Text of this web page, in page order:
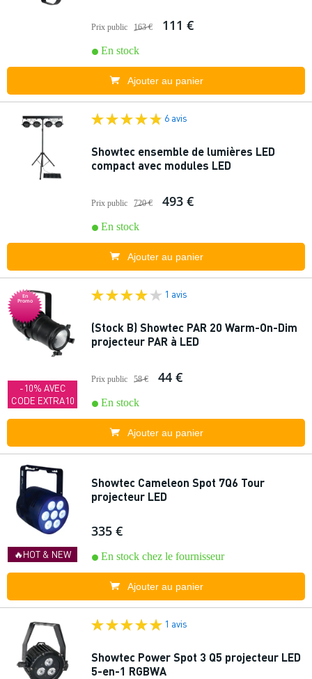
Prix public 163 € 111 €
En stock
Ajouter au panier
6 avis
Showtec ensemble de lumières LED
compact avec modules LED
Prix public 720 € 493 €
En stock
Ajouter au panier
En
Promo
-10% AVEC
CODE EXTRA10
1 avis
(Stock B) Showtec PAR 20 Warm-On-Dim
projecteur PAR à LED
Prix public 58 € 44 €
En stock
Ajouter au panier
🔥HOT & NEW
Showtec Cameleon Spot 7Q6 Tour
projecteur LED
335 €
En stock chez le fournisseur
Ajouter au panier
1 avis
Showtec Power Spot 3 Q5 projecteur LED
5-en-1 RGBWA